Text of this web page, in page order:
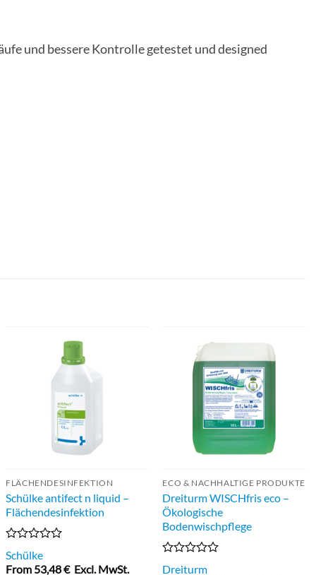
und bessere Kontrolle getestet und designed
FLÄCHENDESINFEKTION
Schülke antifect n liquid –
Flächendesinfektion
Bewertet
mit
0
Schülke
From 53,48€ Excl. MwSt.
ECO & NACHHALTIGE PRODUKTE
Dreiturm WISCHfris eco –
Ökologische
Bodenwischpflege
Bewertet
Dreiturm